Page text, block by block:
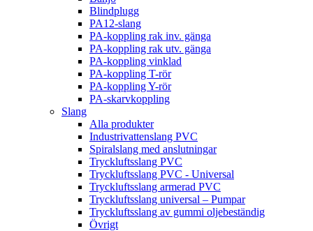
Blindplugg
PA12-slang
PA-koppling rak inv. gänga
PA-koppling rak utv. gänga
PA-koppling vinklad
PA-koppling T-rör
PA-koppling Y-rör
PA-skarvkoppling
Slang
Alla produkter
Industrivattenslang PVC
Spiralslang med anslutningar
Tryckluftsslang PVC
Tryckluftsslang PVC - Universal
Tryckluftsslang armerad PVC
Tryckluftsslang universal – Pumpar
Tryckluftsslang av gummi oljebeständig
Övrigt